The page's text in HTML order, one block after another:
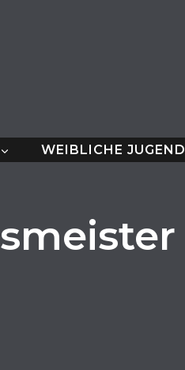
WEIBLICHE JUGEND